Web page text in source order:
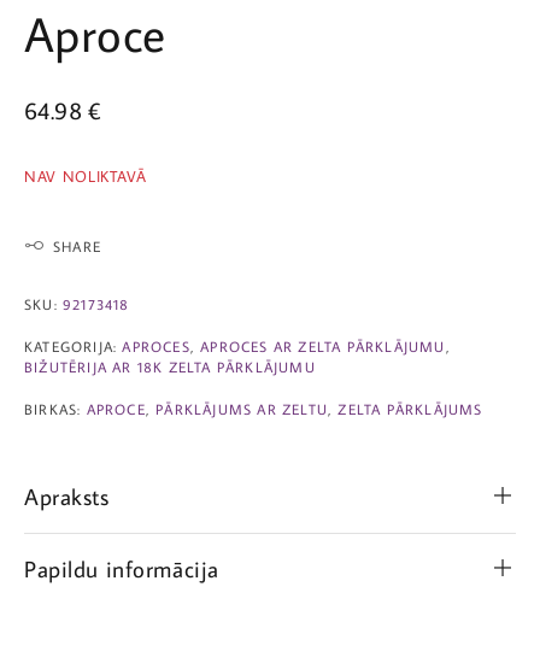
Aproce
64.98€
NAV NOLIKTAVĀ
SHARE
SKU: 92173418
KATEGORIJA:APROCES ,APROCES AR ZELTA PĀRKLĀJUMU
BIŽUTĒRIJA AR 18K ZELTA PĀRKLĀJUMU
BIRKAS: APROCE PĀRKLĀJUMS AR ZELTU ZELTA PĀRKLĀJUMS
Apraksts
Papildu informācija